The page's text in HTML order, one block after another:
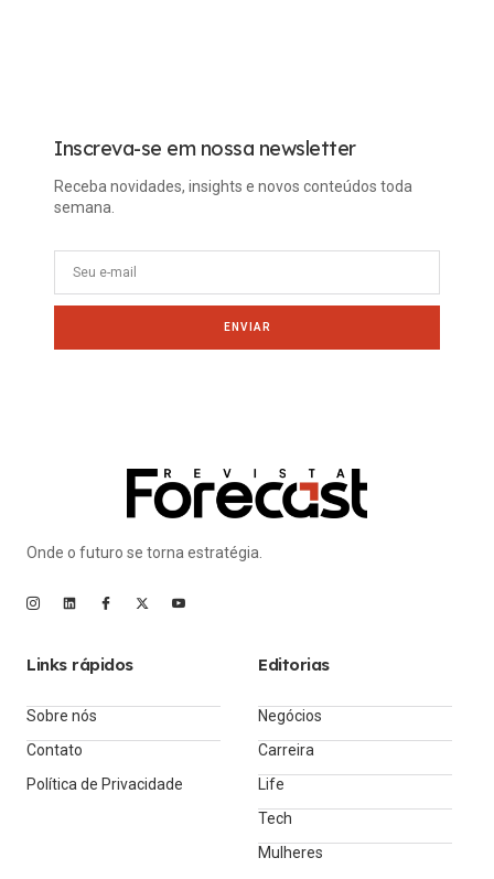
Inscreva-se em nossa newsletter
Receba novidades, insights e novos conteúdos toda
semana.
ENVIAR
Onde o futuro se torna estratégia.
Links rápidos
Sobre nós
Contato
Política de Privacidade
Editorias
Negócios
Carreira
Life
Tech
Mulheres